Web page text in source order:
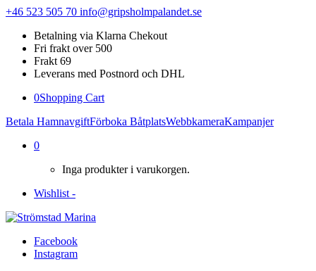
+46 523 505 70 info@gripsholmpalandet.se
Betalning via Klarna Chekout
Fri frakt over 500
Frakt 69
Leverans med Postnord och DHL
0Shopping Cart
Betala HamnavgiftFörboka BåtplatsWebbkameraKampanjer
0
Inga produkter i varukorgen.
Wishlist -
Facebook
Instagram